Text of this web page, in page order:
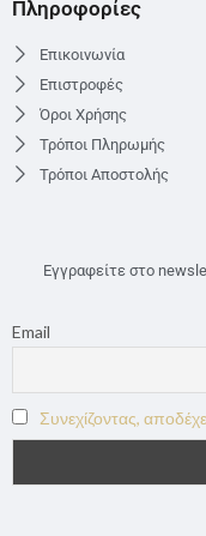
Πληροφορίες
Επικοινωνία
Επιστροφές
Όροι Χρήσης
Τρόποι Πληρωμής
Τρόποι Αποστολής
Εγγραφείτε στο
Email
Συνεχίζοντας,